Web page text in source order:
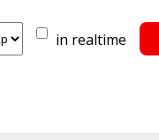
in realtime